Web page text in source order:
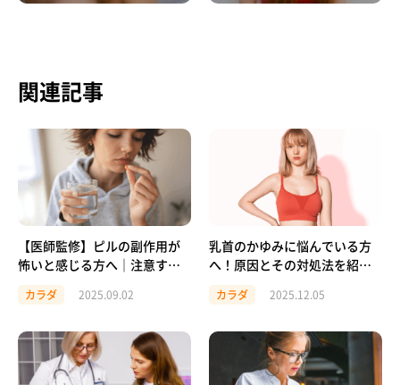
関連記事
【医師監修】ピルの副作用が
怖いと感じる方へ｜注意する
を解説
カラダ 2025.09.02
乳首のかゆみに悩んでいる方
へ！原因とその対処法を紹介
カラダ 2025.12.05